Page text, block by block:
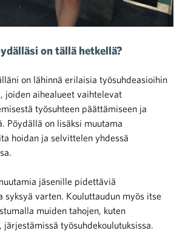
on tällä hetkellä?
on lähinnä erilaisia työsuhdeasioihin
joiden aihealueet vaihtelevat
työsuhteen päättämiseen ja
Pöydällä on lisäksi muutama
hoidan ja selvittelen yhdessä
jäsenille pidettäviä
syksyä varten. Kouluttaudun myös itse
muiden tahojen, kuten
työsuhdekoulutuksissa.